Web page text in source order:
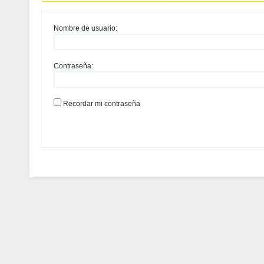
Nombre de usuario:
Contraseña:
Recordar mi contraseña